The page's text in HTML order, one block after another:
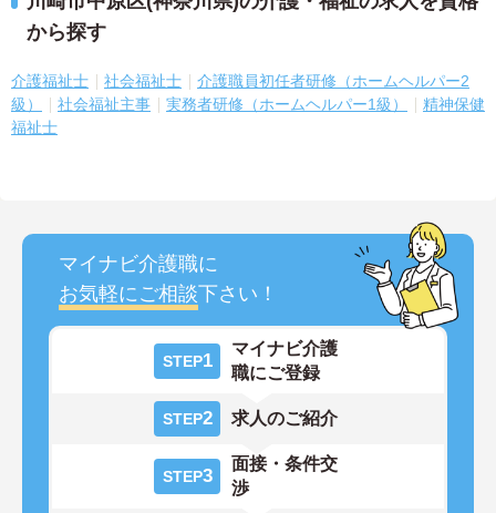
から探す
介護福祉士 社会福祉士
介護職員初任者研修（ホームヘルパー2
級）
社会福祉主事 実務者研修（ホームヘルパー1級）
精神保健
福祉士
マイナビ介護職に
お気軽にご相談下さい！
STEP1
マイナビ介護
職にご登録
STEP2 求人のご紹介
STEP3
面接・条件交
渉